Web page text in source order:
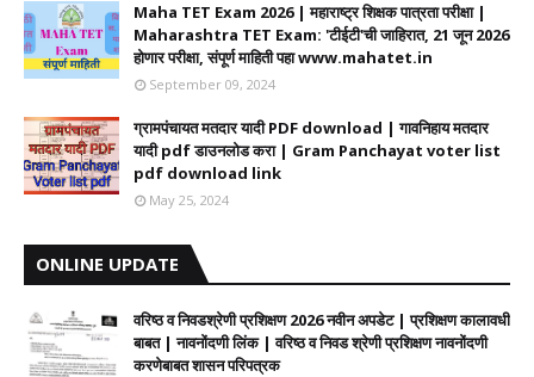
Maha TET Exam 2026 | महाराष्ट्र शिक्षक पात्रता परीक्षा |
Maharashtra TET Exam: 'टीईटी'ची जाहिरात, 21 जून 2026
होणार परीक्षा, संपूर्ण माहिती पहा www.mahatet.in
September 09, 2024
ग्रामपंचायत मतदार यादी PDF download | गावनिहाय मतदार
यादी pdf डाउनलोड करा | Gram Panchayat voter list
pdf download link
May 25, 2024
ONLINE UPDATE
वरिष्ठ व निवडश्रेणी प्रशिक्षण 2026 नवीन अपडेट | प्रशिक्षण कालावधी‌
बाबत | नावनोंदणी लिंक | वरिष्ठ व निवड श्रेणी प्रशिक्षण नावनोंदणी
करणेबाबत शासन परिपत्रक